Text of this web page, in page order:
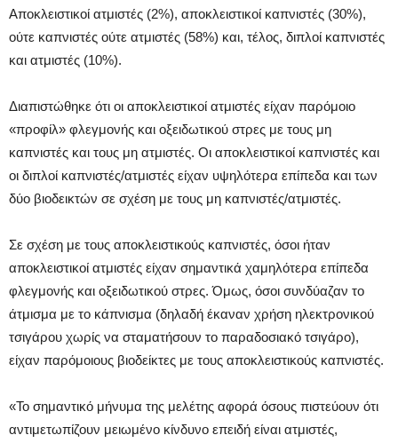
Αποκλειστικοί ατμιστές (2%), αποκλειστικοί καπνιστές (30%),
ούτε καπνιστές ούτε ατμιστές (58%) και, τέλος, διπλοί καπνιστές
και ατμιστές (10%).
Διαπιστώθηκε ότι οι αποκλειστικοί ατμιστές είχαν παρόμοιο
«προφίλ» φλεγμονής και οξειδωτικού στρες με τους μη
καπνιστές και τους μη ατμιστές. Οι αποκλειστικοί καπνιστές και
οι διπλοί καπνιστές/ατμιστές είχαν υψηλότερα επίπεδα και των
δύο βιοδεικτών σε σχέση με τους μη καπνιστές/ατμιστές.
Σε σχέση με τους αποκλειστικούς καπνιστές, όσοι ήταν
αποκλειστικοί ατμιστές είχαν σημαντικά χαμηλότερα επίπεδα
φλεγμονής και οξειδωτικού στρες. Όμως, όσοι συνδύαζαν το
άτμισμα με το κάπνισμα (δηλαδή έκαναν χρήση ηλεκτρονικού
τσιγάρου χωρίς να σταματήσουν το παραδοσιακό τσιγάρο),
είχαν παρόμοιους βιοδείκτες με τους αποκλειστικούς καπνιστές.
«Το σημαντικό μήνυμα της μελέτης αφορά όσους πιστεύουν ότι
αντιμετωπίζουν μειωμένο κίνδυνο επειδή είναι ατμιστές,